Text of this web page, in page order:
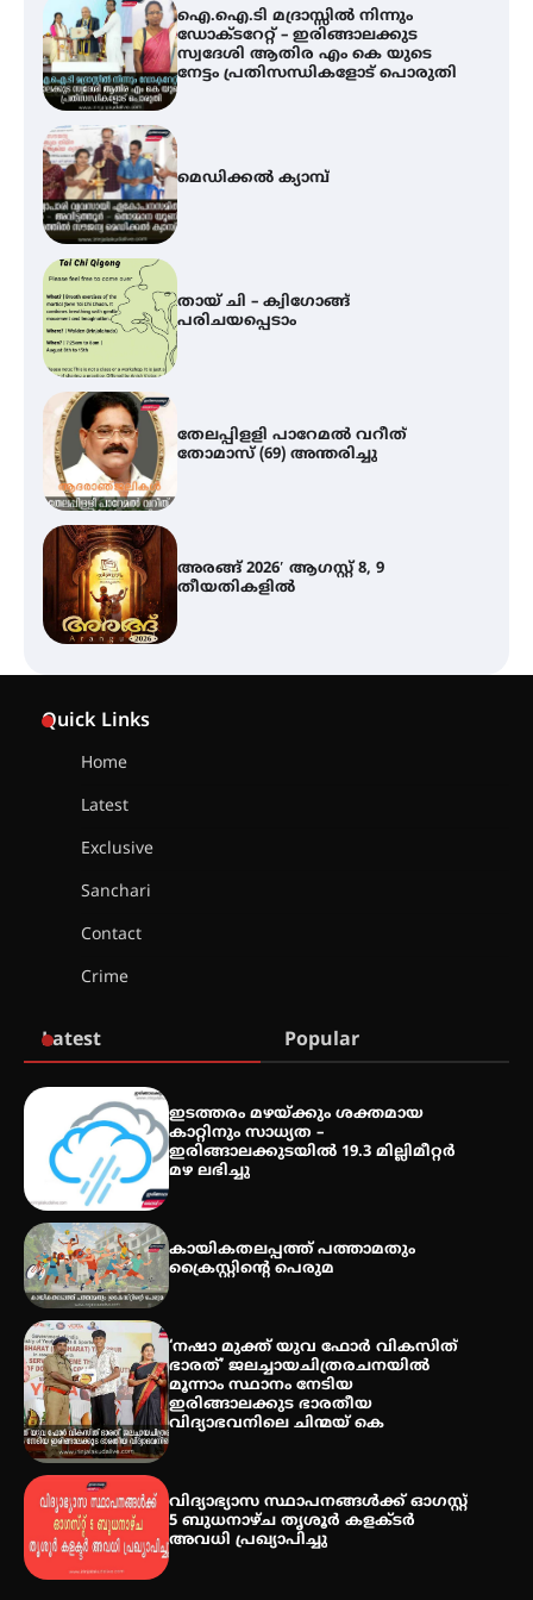
മെഡിക്കൽ ക്യാമ്പ്
തായ് ചി – ക്വിഗോങ്ങ്
പരിചയപ്പെടാം
തേലപ്പിളളി പാറേമൽ വറീത്
തോമാസ് (69) അന്തരിച്ചു
അരങ്ങ് 2026′ ആഗസ്റ്റ് 8, 9
തീയതികളിൽ
ഇടത്തരം മഴയ്ക്കും കാറ്റിനും
സാധ്യത ഇരിങ്ങാലക്കുടയിൽ 4.4
മില്ലി മീറ്റർ മഴ ലഭിച്ചു
തേലപ്പിളളി പാറേമൽ വറീത്
തോമാസ് (69) അന്തരിച്ചു
തീയതികളിൽ
Quick Links
Home
Latest
Exclusive
Sanchari
Contact
Crime
Latest Popular
ഇടത്തരം മഴയ്ക്കും ശക്തമായ
കാറ്റിനും സാധ്യത –
ഇരിങ്ങാലക്കുടയിൽ 19.3 മില്ലിമീറ്റർ
മഴ ലഭിച്ചു
കായികതലപ്പത്ത് പത്താമതും
ക്രൈസ്റ്റിന്റെ പെരുമ
‘നഷാ മുക്ത് യുവ ഫോർ വികസിത്
ഭാരത്’ ജലച്ചായചിത്രരചനയിൽ
മൂന്നാം സ്ഥാനം നേടിയ
ഇരിങ്ങാലക്കുട ഭാരതീയ
വിദ്യാഭവനിലെ ചിന്മയ് കെ
വിദ്യാഭ്യാസ സ്ഥാപനങ്ങള്‍ക്ക് ഓഗസ്റ്റ്
5 ബുധനാഴ്ച തൃശൂർ കളക്ടർ
അവധി പ്രഖ്യാപിച്ചു